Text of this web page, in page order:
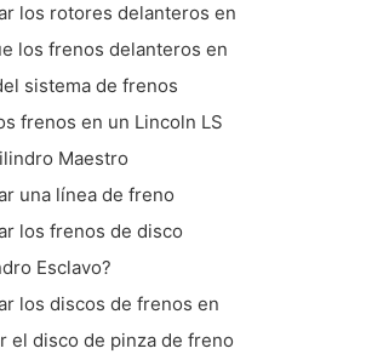
poco más lejos. Eso significa que con
los rotores delanteros en
los frenos delanteros en
sistema de frenos
frenos en un Lincoln LS
Maestro
una línea de freno
los frenos de disco
Esclavo?
los discos de frenos en
el disco de pinza de freno